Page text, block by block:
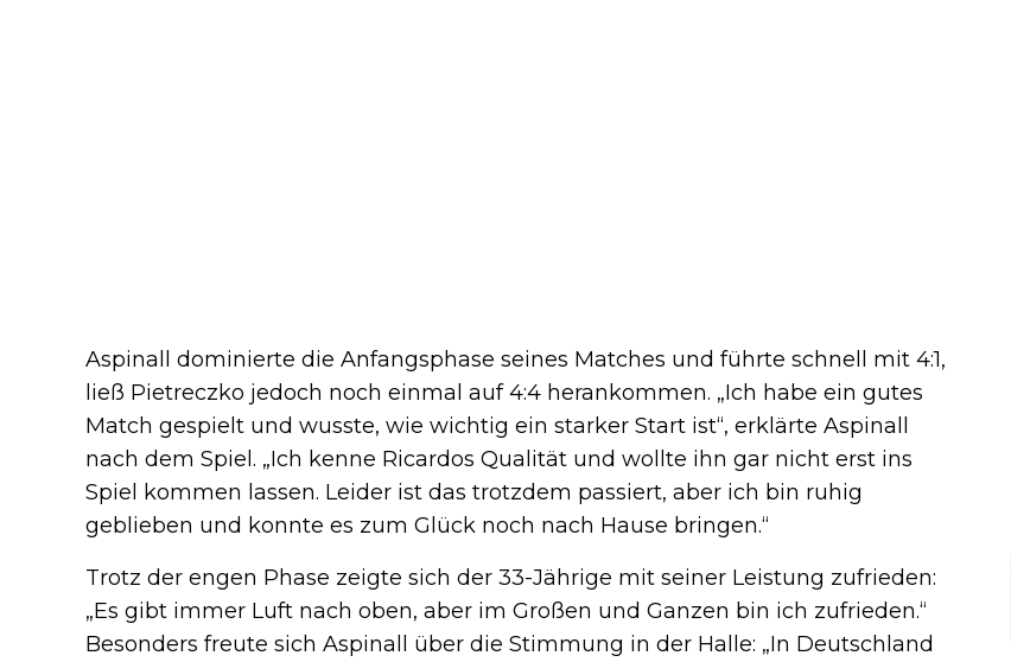
Aspinall dominierte die Anfangsphase seines Matches und führte schnell mit 4:1,
ließ Pietreczko jedoch noch einmal auf 4:4 herankommen. „Ich habe ein gutes
Match gespielt und wusste, wie wichtig ein starker Start ist“, erklärte Aspinall
nach dem Spiel. „Ich kenne Ricardos Qualität und wollte ihn gar nicht erst ins
Spiel kommen lassen. Leider ist das trotzdem passiert, aber ich bin ruhig
geblieben und konnte es zum Glück noch nach Hause bringen.“
Trotz der engen Phase zeigte sich der 33-Jährige mit seiner Leistung zufrieden:
„Es gibt immer Luft nach oben, aber im Großen und Ganzen bin ich zufrieden.“
Besonders freute sich Aspinall über die Stimmung in der Halle: „In Deutschland